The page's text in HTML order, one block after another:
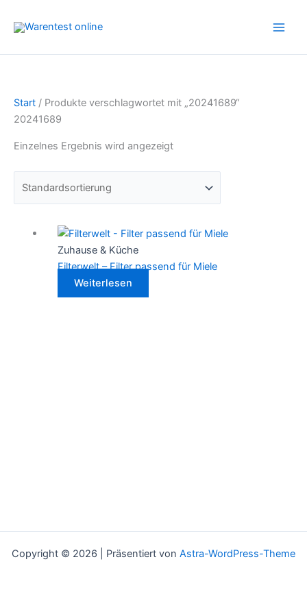
Inhalt
Start / Produkte verschlagwortet mit „20241689“
20241689
Einzelnes Ergebnis wird angezeigt
Zuhause & Küche
Filterwelt – Filter passend für Miele
Weiterlesen
Copyright © 2026 | Präsentiert von Astra-WordPress-Theme